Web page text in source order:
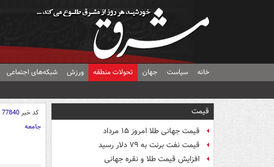
خانه سیاست جهان تحولات منطقه ورزش شبکه‌های اجتماعی
قیمت
قیمت جهانی طلا امروز ۱۵ مرداد
قیمت نفت برنت به ۷۹ دلار رسید
افزایش قیمت طلا و نقره جهانی
کد خبر77840
جامعه